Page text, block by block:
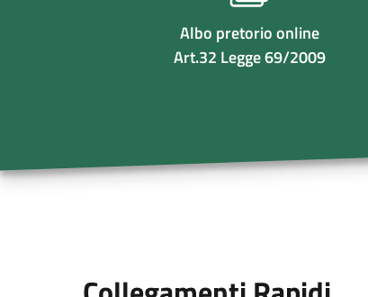
Albo pretorio online
Art.32 Legge 69/2009